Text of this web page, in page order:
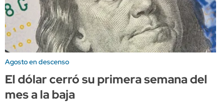
Agosto en descenso
El dólar cerró su primera semana del
mes a la baja